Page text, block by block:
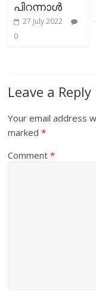
പിറന്നാള്‍
27 July 2022
0
Leave a Reply
Your email address
marked*
Comment*